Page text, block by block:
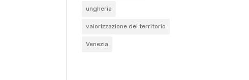
ungheria
valorizzazione del territorio
Venezia